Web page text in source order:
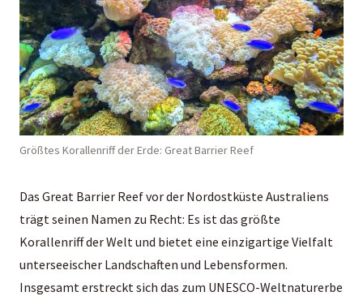
Größtes Korallenriff der Erde: Great Barrier Reef
Das Great Barrier Reef vor der Nordostküste Australiens
trägt seinen Namen zu Recht: Es ist das größte
Korallenriff der Welt und bietet eine einzigartige Vielfalt
unterseeischer Landschaften und Lebensformen.
Insgesamt erstreckt sich das zum UNESCO-Weltnaturerbe